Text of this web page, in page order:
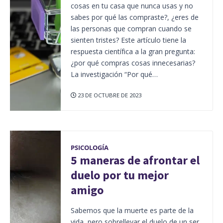
cosas en tu casa que nunca usas y no
sabes por qué las compraste?, ¿eres de
las personas que compran cuando se
sienten tristes? Este artículo tiene la
respuesta científica a la gran pregunta:
¿por qué compras cosas innecesarias?
La investigación “Por qué…
23 DE OCTUBRE DE 2023
PSICOLOGÍA
5 maneras de afrontar el
duelo por tu mejor
amigo
Sabemos que la muerte es parte de la